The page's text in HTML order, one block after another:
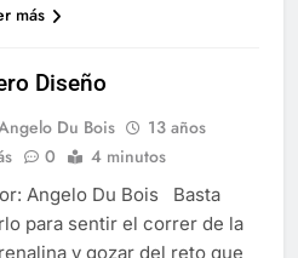
más
Diseño
Du Bois
13 años
0 4 minutos
Angelo Du Bois Basta
para sentir el correr de la
y gozar del reto que